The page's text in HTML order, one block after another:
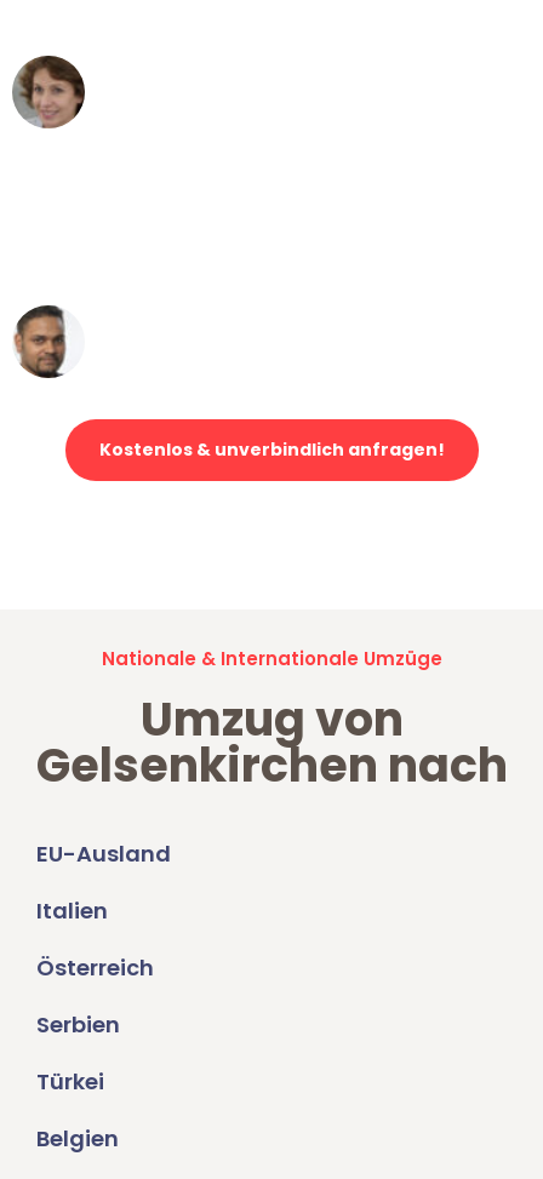
Kostenlos & unverbindlich anfragen!
Nationale & Internationale Umzüge
Umzug von
Gelsenkirchen nach
EU-Ausland
Italien
Österreich
Serbien
Türkei
Belgien